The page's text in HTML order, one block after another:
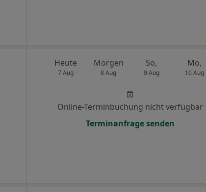
Heute
7 Aug
Morgen
8 Aug
So,
9 Aug
Mo,
10 Aug
Online-Terminbuchung nicht verfügbar
Terminanfrage senden